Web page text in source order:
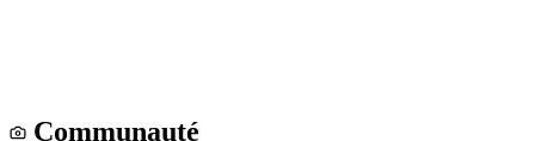
Communauté